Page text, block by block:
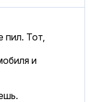
пил. Тот,
и